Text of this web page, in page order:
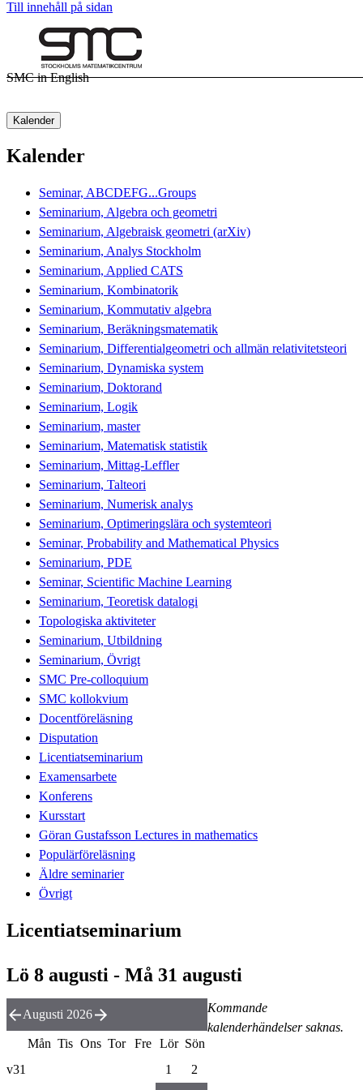
Till innehåll på sidan
SMC in English
Kalender
Kalender
Seminar, ABCDEFG...Groups
Seminarium, Algebra och geometri
Seminarium, Algebraisk geometri (arXiv)
Seminarium, Analys Stockholm
Seminarium, Applied CATS
Seminarium, Kombinatorik
Seminarium, Kommutativ algebra
Seminarium, Beräkningsmatematik
Seminarium, Differentialgeometri och allmän relativitetsteori
Seminarium, Dynamiska system
Seminarium, Doktorand
Seminarium, Logik
Seminarium, master
Seminarium, Matematisk statistik
Seminarium, Mittag-Leffler
Seminarium, Talteori
Seminarium, Numerisk analys
Seminarium, Optimeringslära och systemteori
Seminar, Probability and Mathematical Physics
Seminarium, PDE
Seminar, Scientific Machine Learning
Seminarium, Teoretisk datalogi
Topologiska aktiviteter
Seminarium, Utbildning
Seminarium, Övrigt
SMC Pre-colloquium
SMC kollokvium
Docentföreläsning
Disputation
Licentiatseminarium
Examensarbete
Konferens
Kursstart
Göran Gustafsson Lectures in mathematics
Populärföreläsning
Äldre seminarier
Övrigt
Licentiatseminarium
Lö 8 augusti - Må 31 augusti
Kommande
kalenderhändelser saknas.
Augusti 2026
Mån Tis Ons Tor Fre Lör Sön
v31
1
2